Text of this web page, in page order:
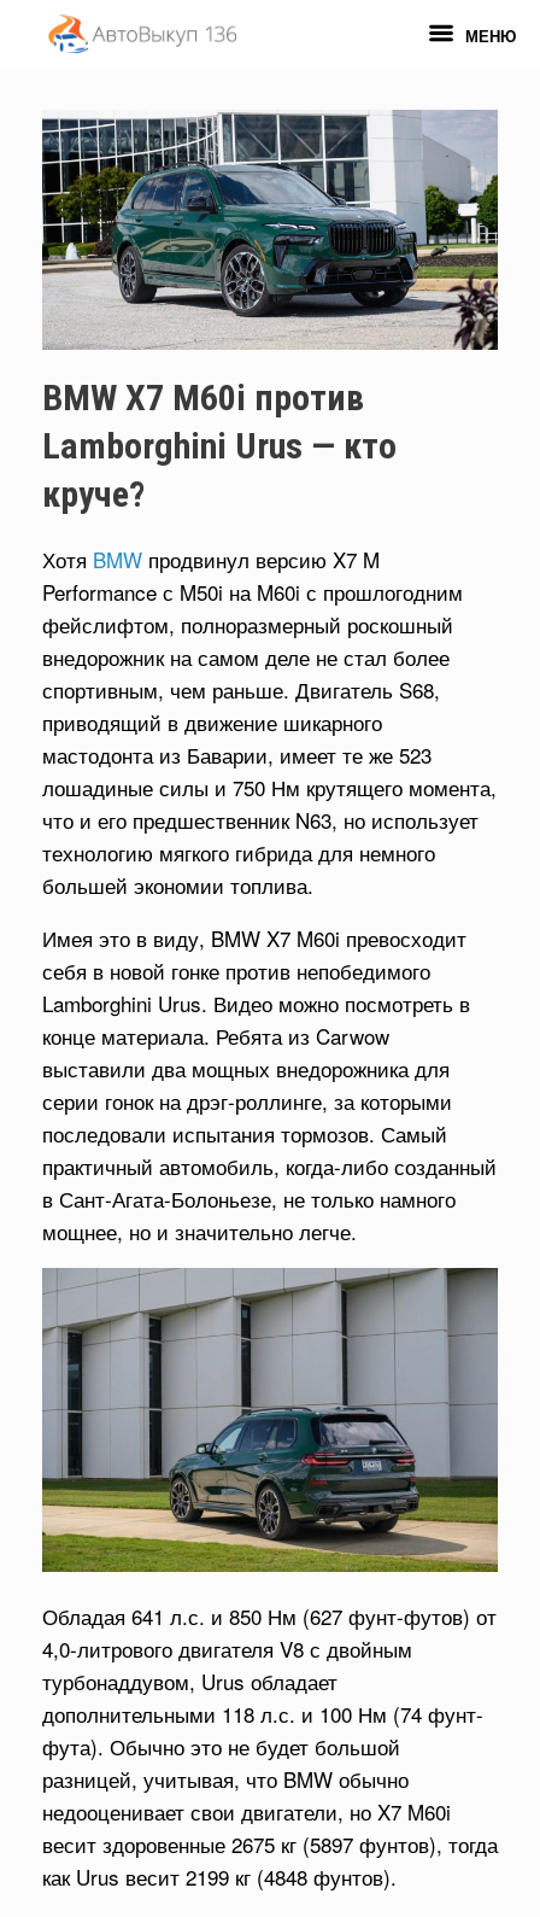
содержанию
МЕНЮ
BMW X7 M60i против
Lamborghini Urus — кто
круче?
Хотя BMW продвинул версию X7 M
Performance с M50i на M60i с прошлогодним
фейслифтом, полноразмерный роскошный
внедорожник на самом деле не стал более
спортивным, чем раньше. Двигатель S68,
приводящий в движение шикарного
мастодонта из Баварии, имеет те же 523
лошадиные силы и 750 Нм крутящего момента,
что и его предшественник N63, но использует
технологию мягкого гибрида для немного
большей экономии топлива.
Имея это в виду, BMW X7 M60i превосходит
себя в новой гонке против непобедимого
Lamborghini Urus. Видео можно посмотреть в
конце материала. Ребята из Carwow
выставили два мощных внедорожника для
серии гонок на дрэг-роллинге, за которыми
последовали испытания тормозов. Самый
практичный автомобиль, когда-либо созданный
в Сант-Агата-Болоньезе, не только намного
мощнее, но и значительно легче.
Обладая 641 л.с. и 850 Нм (627 фунт-футов) от
4,0-литрового двигателя V8 с двойным
турбонаддувом, Urus обладает
дополнительными 118 л.с. и 100 Нм (74 фунт-
фута). Обычно это не будет большой
разницей, учитывая, что BMW обычно
недооценивает свои двигатели, но X7 M60i
весит здоровенные 2675 кг (5897 фунтов), тогда
как Urus весит 2199 кг (4848 фунтов).